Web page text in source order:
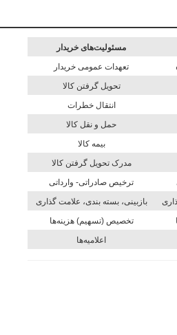
مسئولیت‌های خریدار
تعهدات عمومی خریدار
تحويل گرفتن کالا
انتقال خطرات
حمل و نقل کالا
مدرک تحویل گرفتن کالا
ترخیص صادراتی- وارداتی
بازبينی، بسته بندی، علامت گذاری
تخصیص (تسهیم) هزینه‌ها